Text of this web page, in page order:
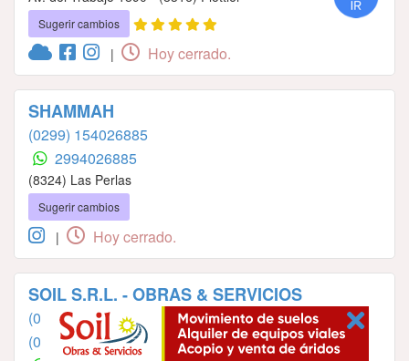
Sugerir cambios
| Hoy cerrado.
SHAMMAH
(0299) 154026885
2994026885
(8324) Las Perlas
Sugerir cambios
| Hoy cerrado.
SOIL S.R.L. - OBRAS & SERVICIOS
(0299) 156357437
(0299) 154084880